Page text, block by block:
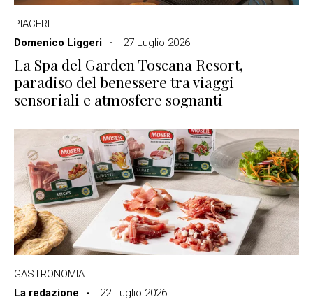
PIACERI
Domenico Liggeri
27 Luglio 2026
La Spa del Garden Toscana Resort,
paradiso del benessere tra viaggi
sensoriali e atmosfere sognanti
GASTRONOMIA
La redazione
22 Luglio 2026